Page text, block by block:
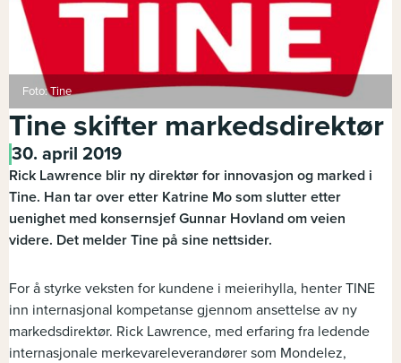
Foto: Tine
Tine skifter markedsdirektør
30. april 2019
Rick Lawrence blir ny direktør for innovasjon og marked i
Tine. Han tar over etter Katrine Mo som slutter etter
uenighet med konsernsjef Gunnar Hovland om veien
videre. Det melder Tine på sine nettsider.
For å styrke veksten for kundene i meierihylla, henter TINE
inn internasjonal kompetanse gjennom ansettelse av ny
markedsdirektør. Rick Lawrence, med erfaring fra ledende
internasjonale merkevareleverandører som Mondelez,